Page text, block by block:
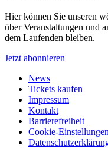
Hier können Sie unseren
über Veranstaltungen und
dem Laufenden bleiben.
Jetzt abonnieren
News
Tickets kaufen
Impressum
Kontakt
Barrierefreiheit
Cookie-